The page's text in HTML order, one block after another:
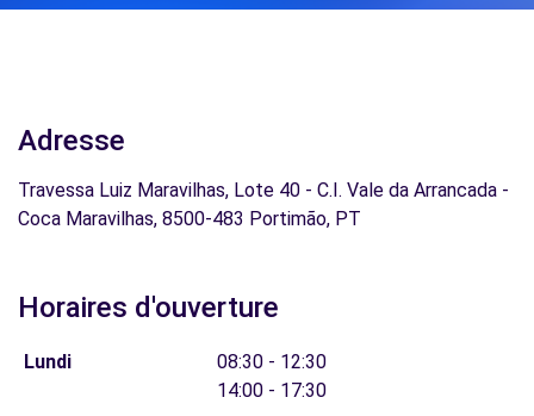
Adresse
Travessa Luiz Maravilhas, Lote 40 - C.I. Vale da Arrancada -
Coca Maravilhas, 8500-483 Portimão, PT
Horaires d'ouverture
Lundi
08:30 - 12:30
14:00 - 17:30